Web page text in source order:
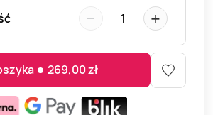
− 1 +
269,00zł